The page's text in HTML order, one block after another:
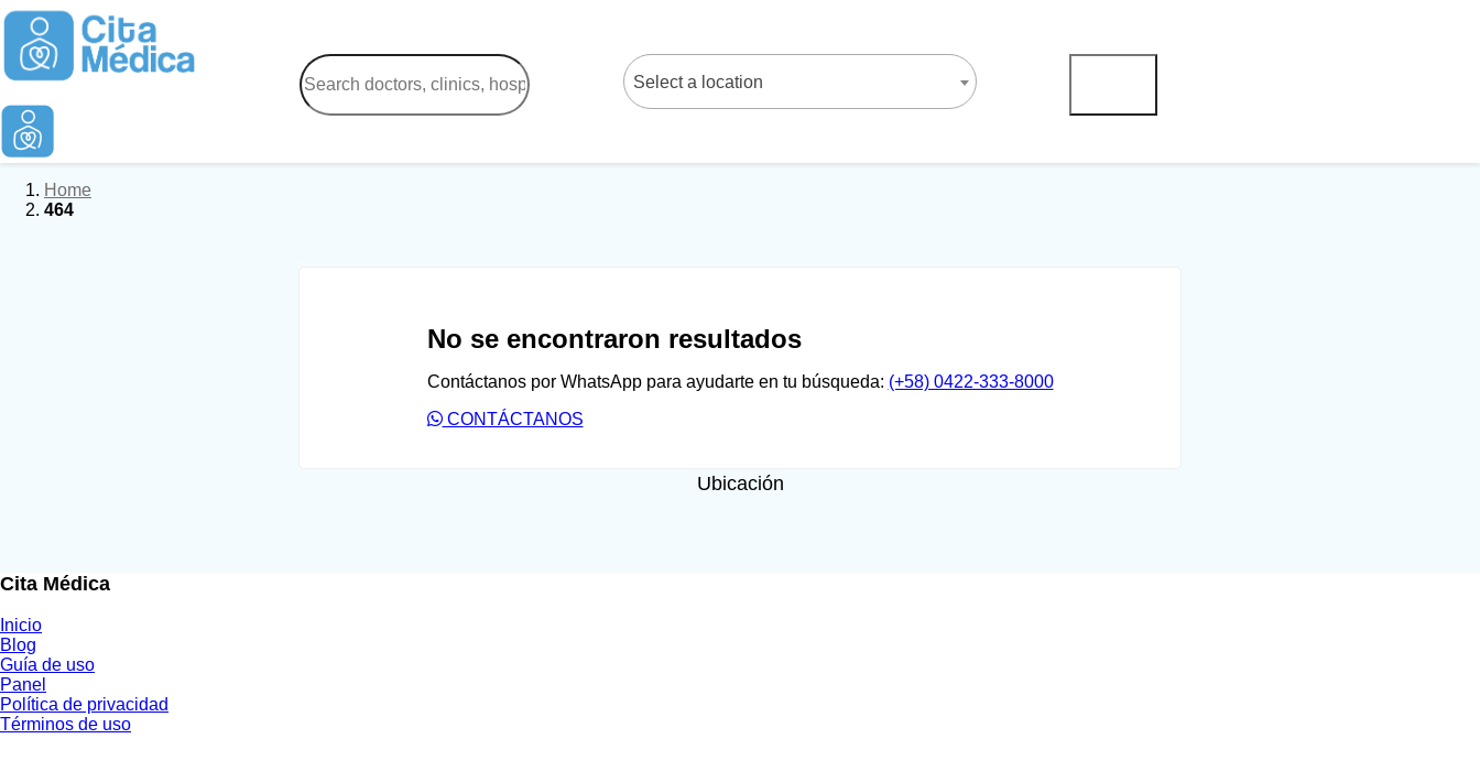
Select a location
Home
464
No se encontraron resultados
Contáctanos por WhatsApp para ayudarte en tu búsqueda: (+58) 0422-333-8000
CONTÁCTANOS
Ubicación
Cita Médica
Inicio
Blog
Guía de uso
Panel
Política de privacidad
Términos de uso